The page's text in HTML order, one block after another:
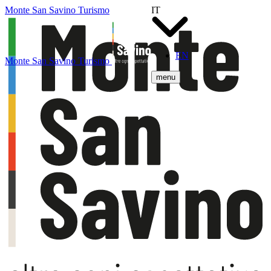
Monte San Savino Turismo
IT
EN
menu
Monte San Savino Turismo